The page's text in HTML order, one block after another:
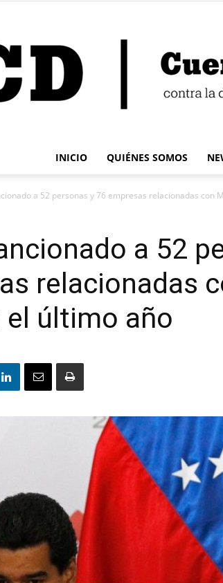
INICIO QUIÉNES SOMOS
a 52 personas y 76 empresas relacionadas con
a 52
relacionadas
el último año